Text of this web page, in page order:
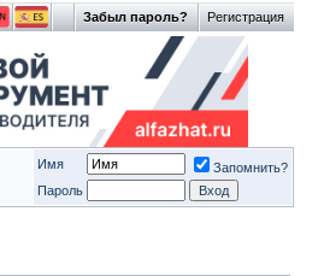
Регистрация
Забыл пароль?
Имя
Запомнить?
Пароль